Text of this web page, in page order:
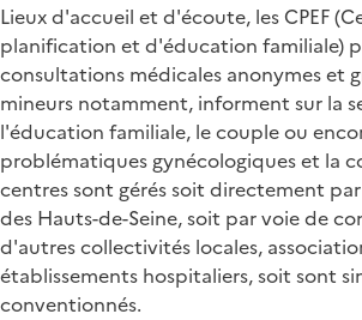
Lieux d'accueil et d'écoute, les CPEF
planification et d'éducation familiale)
consultations médicales anonymes et
mineurs notamment, informent sur la
l'éducation familiale, le couple ou
problématiques gynécologiques et la
centres sont gérés soit directement
des Hauts-de-Seine, soit par voie de
d'autres collectivités locales,
établissements hospitaliers, soit sont
conventionnés.